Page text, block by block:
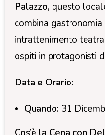
Palazzo, questo
combina
intrattenimento
ospiti in protagonisti
Data e Orario:
Quando: 31